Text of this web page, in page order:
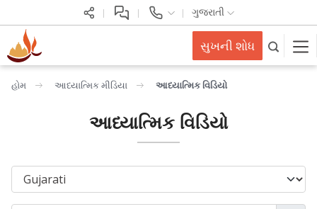
ગુજરાતી
સુખની શોધ
હોમ આધ્યાત્મિક મીડિયા આધ્યાત્મિક વિડિયો
આધ્યાત્મિક વિડિયો